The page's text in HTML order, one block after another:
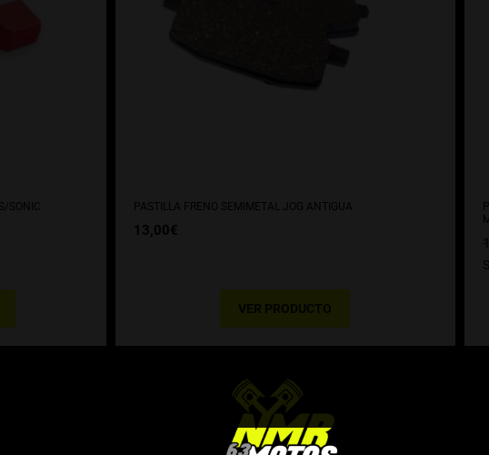
SONIC PASTILLA FRENO SEMIMETAL JOG ANTIGUA
13,00€